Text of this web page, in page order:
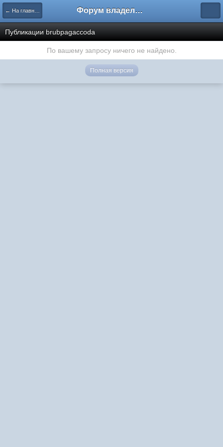
← На главную Форум владельцев интернет-магазинов
Публикации brubpagaccoda
По вашему запросу ничего не найдено.
Полная версия